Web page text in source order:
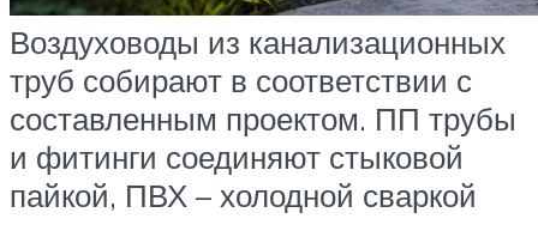
Воздуховоды из канализационных
труб собирают в соответствии с
составленным проектом. ПП трубы
и фитинги соединяют стыковой
пайкой, ПВХ – холодной сваркой